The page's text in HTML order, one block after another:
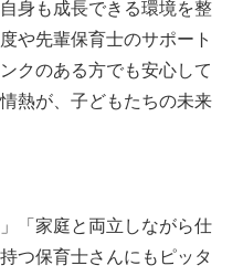
身も成長できる環境を整
や先輩保育士のサポート
クのある方でも安心して
熱が、子どもたちの未来
「家庭と両立しながら仕
つ保育士さんにもピッタ